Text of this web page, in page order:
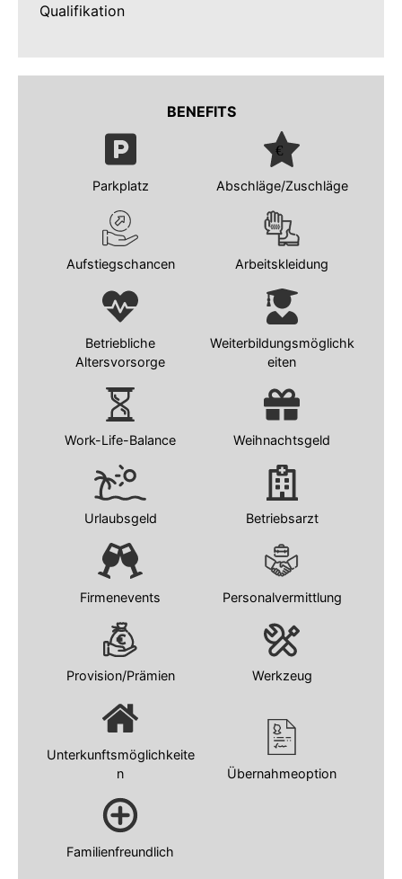
Qualifikation
BENEFITS
Parkplatz Abschläge/Zuschläge
Aufstiegschancen Arbeitskleidung
Betriebliche
Altersvorsorge
Weiterbildungsmöglichk
eiten
Work-Life-Balance Weihnachtsgeld
Urlaubsgeld Betriebsarzt
Firmenevents Personalvermittlung
Provision/Prämien Werkzeug
Unterkunftsmöglichkeite
n
Übernahmeoption
Familienfreundlich